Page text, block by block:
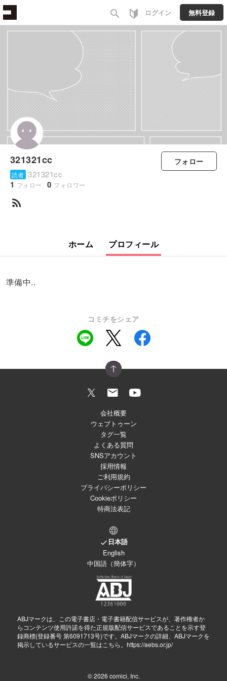
search ログイン 無料登録
321321cc
読者 321321cc
1 フォロー 0 フォロワー
フォロー
rss_feed
ホーム プロフィール
準備中..
コミチをシェア
会社概要
ウェブトゥーン
タグ一覧
よくある質問
SNSアカウント
採用情報
ご利用規約
プライバシーポリシー
Cookieポリシー
特商法表記
日本語
English
中国語（簡体字）
ABJマークは、この電子書店・電子書籍配信サービスが、著作権者か
らコンテンツ使用許諾を得た正規版配信サービスであることを示す登
録商標(登録番号 第6091713号)です。ABJマークの詳細、ABJマークを
掲示しているサービスの一覧はこちら。 https://aebs.or.jp/
© 2026 comici, Inc.